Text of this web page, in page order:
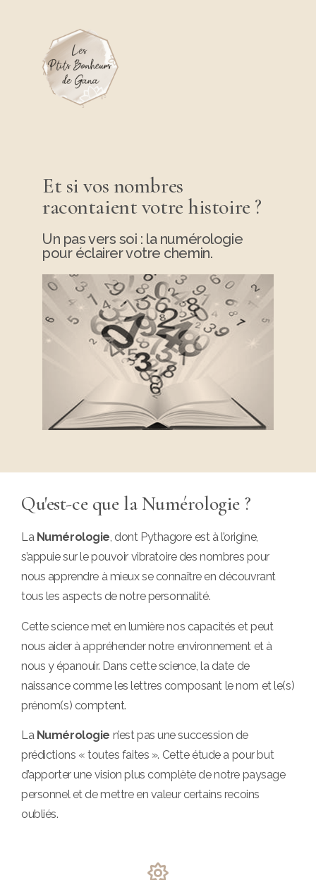
Et si vos nombres
racontaient votre histoire ?
Un pas vers soi : la numérologie
pour éclairer votre chemin.
Qu'est-ce que la Numérologie ?
La Numérologie, dont Pythagore est à l’origine,
s’appuie sur le pouvoir vibratoire des nombres pour
nous apprendre à mieux se connaître en découvrant
tous les aspects de notre personnalité.
Cette science met en lumière nos capacités et peut
nous aider à appréhender notre environnement et à
nous y épanouir. Dans cette science, la date de
naissance comme les lettres composant le nom et le(s)
prénom(s) comptent.
La Numérologie n’est pas une succession de
prédictions « toutes faites ». Cette étude a pour but
d’apporter une vision plus complète de notre paysage
personnel et de mettre en valeur certains recoins
oubliés.